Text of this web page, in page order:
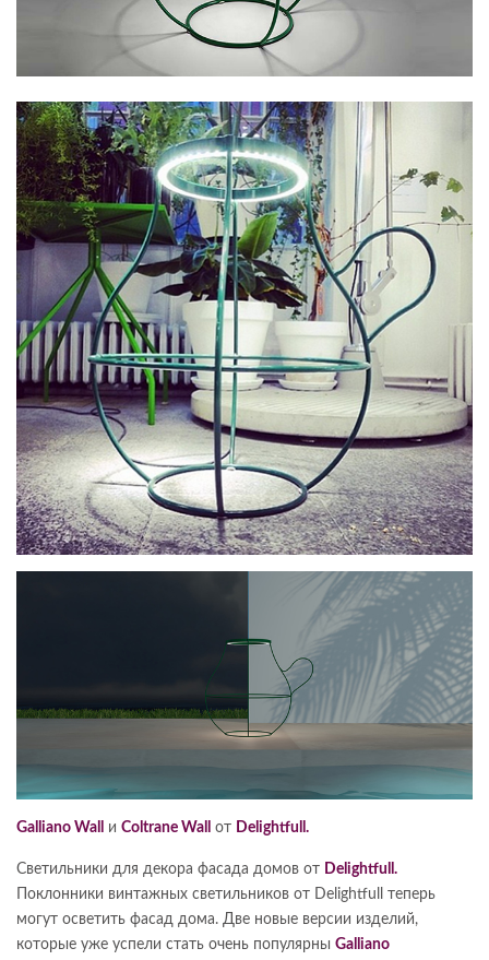
Galliano Wall и Coltrane Wall от Delightfull.
Светильники для декора фасада домов от Delightfull.
Поклонники винтажных светильников от Delightfull теперь
могут осветить фасад дома. Две новые версии изделий,
которые уже успели стать очень популярны Galliano